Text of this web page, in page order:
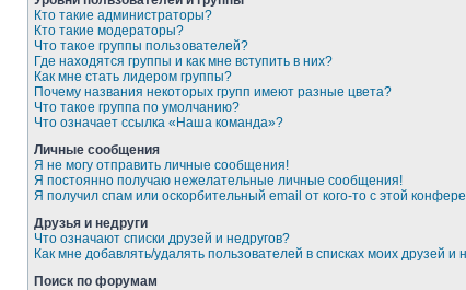
Кто такие администраторы?
Кто такие модераторы?
Что такое группы пользователей?
Где находятся группы и как мне вступить в них?
Как мне стать лидером группы?
Почему названия некоторых групп имеют разные цвета?
Что такое группа по умолчанию?
Что означает ссылка «Наша команда»?
Личные сообщения
Я не могу отправить личные сообщения!
Я постоянно получаю нежелательные личные сообщения!
Я получил спам или оскорбительный email от кого-то с этой
Друзья и недруги
Что означают списки друзей и недругов?
Как мне добавлять/удалять пользователей в списках моих друзей и
Поиск по форумам